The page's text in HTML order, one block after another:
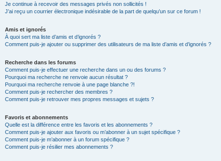
Je continue à recevoir des messages privés non sollicités !
J’ai reçu un courrier électronique indésirable de la part de quelqu’un sur ce forum !
Amis et ignorés
À quoi sert ma liste d’amis et d’ignorés ?
Comment puis-je ajouter ou supprimer des utilisateurs de ma liste d’amis et d’ignorés ?
Recherche dans les forums
Comment puis-je effectuer une recherche dans un ou des forums ?
Pourquoi ma recherche ne renvoie aucun résultat ?
Pourquoi ma recherche renvoie à une page blanche ?!
Comment puis-je rechercher des membres ?
Comment puis-je retrouver mes propres messages et sujets ?
Favoris et abonnements
Quelle est la différence entre les favoris et les abonnements ?
Comment puis-je ajouter aux favoris ou m’abonner à un sujet spécifique ?
Comment puis-je m’abonner à un forum spécifique ?
Comment puis-je résilier mes abonnements ?